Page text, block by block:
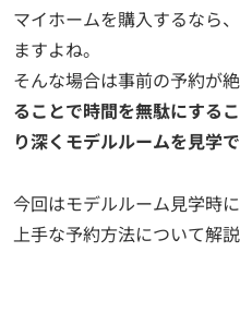
マイホームを購入するなら
ますよね。
そんな場合は事前の予約が
ることで時間を無駄にする
り深くモデルルームを見学
今回はモデルルーム見学時
上手な予約方法について解説